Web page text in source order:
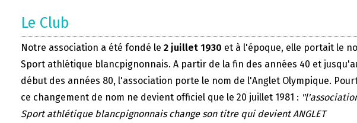
Le Club
Notre association a été fondé le 2 juillet 1930 et à l'époque, elle portait le
Sport athlétique blancpignonnais. A partir de la fin des années 40 et
début des années 80, l'association porte le nom de l'Anglet Olympique.
ce changement de nom ne devient officiel que le 20 juillet 1981 :
Sport athlétique blancpignonnais change son titre qui devient ANGLET